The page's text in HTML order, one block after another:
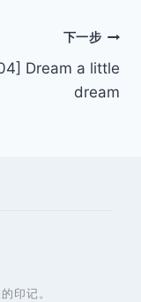
下一步
Dream a little
dream
印记。